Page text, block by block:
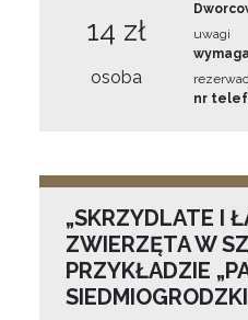
14 zł
osoba
uwagi
nr
„SKRZYDLATE I
ZWIERZĘTA W
PRZYKŁADZIE